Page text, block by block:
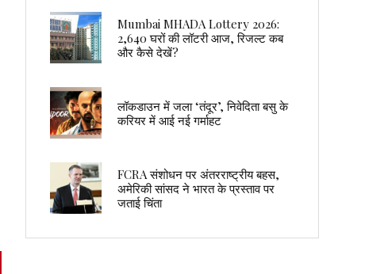
Mumbai MHADA Lottery 2026:
2,640 घरों की लॉटरी आज, रिजल्ट कब
और कैसे देखें?
लॉकडाउन में जला ‘तंदूर’, निवेदिता बसु के
करियर में आई नई गर्माहट
FCRA संशोधन पर अंतरराष्ट्रीय बहस,
अमेरिकी सांसद ने भारत के प्रस्ताव पर
जताई चिंता